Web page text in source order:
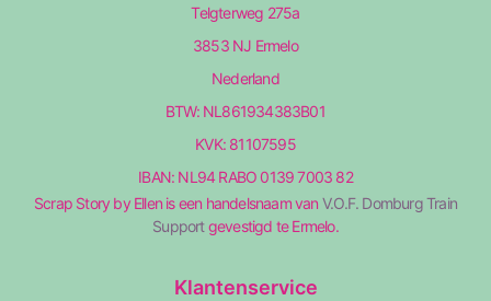
Telgterweg 275a
3853 NJ Ermelo
Nederland
BTW: NL861934383B01
KVK: 81107595
IBAN: NL94 RABO 0139 7003 82
Scrap Story by Ellen is een handelsnaam van V.O.F. Domburg Train
Supportgevestigd te Ermelo.
Klantenservice